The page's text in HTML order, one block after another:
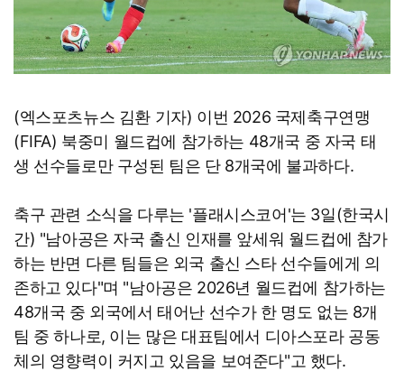
(엑스포츠뉴스 김환 기자) 이번 2026 국제축구연맹
(FIFA) 북중미 월드컵에 참가하는 48개국 중 자국 태
생 선수들로만 구성된 팀은 단 8개국에 불과하다.
축구 관련 소식을 다루는 '플래시스코어'는 3일(한국시
간) "남아공은 자국 출신 인재를 앞세워 월드컵에 참가
하는 반면 다른 팀들은 외국 출신 스타 선수들에게 의
존하고 있다"며 "남아공은 2026년 월드컵에 참가하는
48개국 중 외국에서 태어난 선수가 한 명도 없는 8개
팀 중 하나로, 이는 많은 대표팀에서 디아스포라 공동
체의 영향력이 커지고 있음을 보여준다"고 했다.